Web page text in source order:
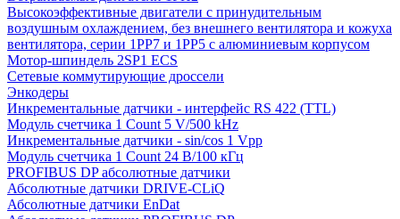
Высокоэффективные двигатели с принудительным
воздушным охлаждением, без внешнего вентилятора и кожуха
вентилятора, серии 1PP7 и 1PP5 с алюминиевым корпусом
Мотор-шпиндель 2SP1 ECS
Сетевые коммутирующие дроссели
Энкодеры
Инкрементальные датчики - интерфейс RS 422 (TTL)
Модуль счетчика 1 Count 5 V/500 kHz
Инкрементальные датчики - sin/cos 1 Vpp
Модуль счетчика 1 Count 24 В/100 кГц
PROFIBUS DP абсолютные датчики
Абсолютные датчики DRIVE-CLiQ
Абсолютные датчики EnDat